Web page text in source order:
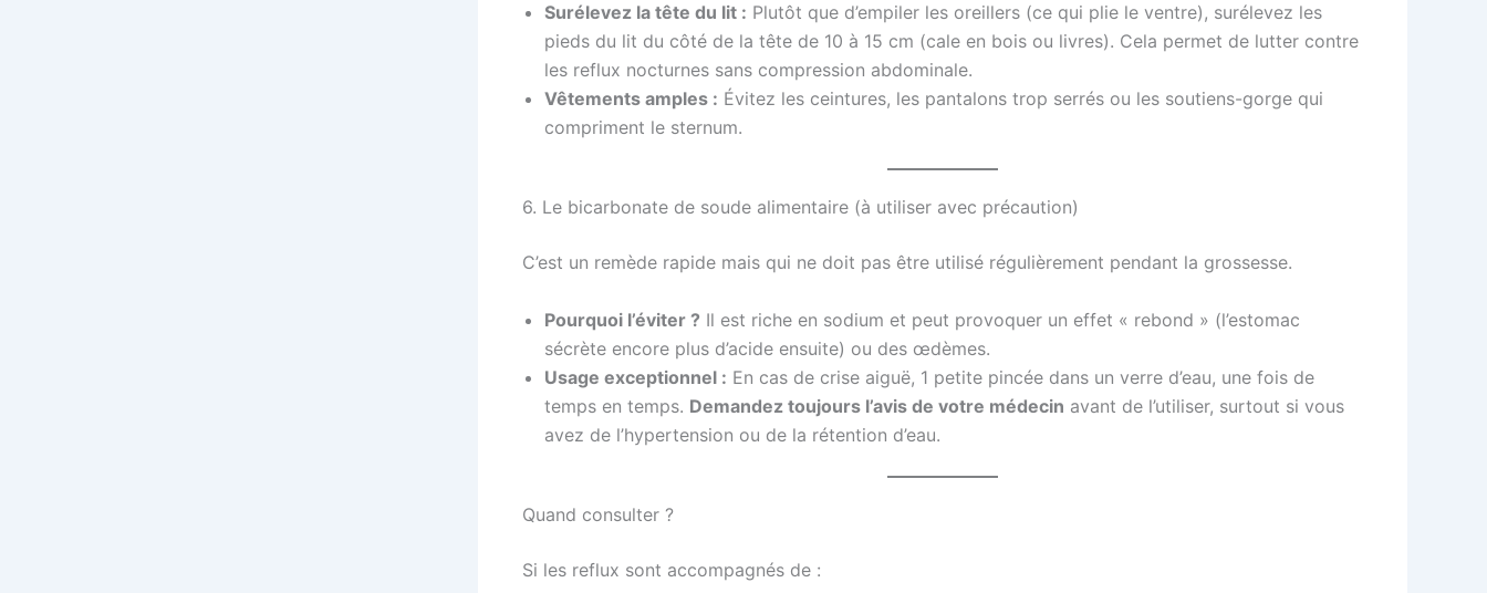
Surélevez la tête du lit : Plutôt que d’empiler les oreillers (ce qui plie le ventre), surélevez les
pieds du lit du côté de la tête de 10 à 15 cm (cale en bois ou livres). Cela permet de lutter contre
les reflux nocturnes sans compression abdominale.
Vêtements amples : Évitez les ceintures, les pantalons trop serrés ou les soutiens-gorge qui
compriment le sternum.
6. Le bicarbonate de soude alimentaire (à utiliser avec précaution)
C’est un remède rapide mais qui ne doit pas être utilisé régulièrement pendant la grossesse.
Pourquoi l’éviter ? Il est riche en sodium et peut provoquer un effet « rebond » (l’estomac
sécrète encore plus d’acide ensuite) ou des œdèmes.
Usage exceptionnel : En cas de crise aiguë, 1 petite pincée dans un verre d’eau, une fois de
temps en temps. Demandez toujours l’avis de votre médecin avant de l’utiliser, surtout si vous
avez de l’hypertension ou de la rétention d’eau.
Quand consulter ?
Si les reflux sont accompagnés de :